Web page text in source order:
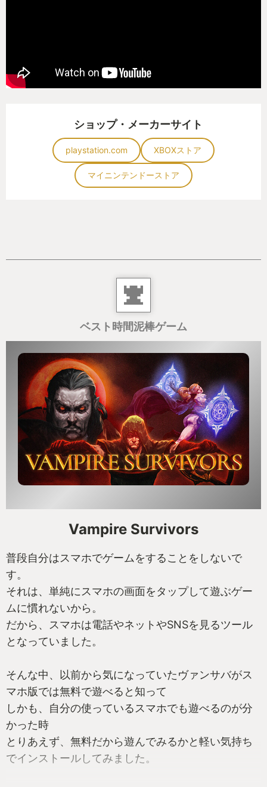
ショップ・メーカーサイト
playstation.com XBOXストア
マイニンテンドーストア
ベスト時間泥棒ゲーム
Vampire Survivors
普段自分はスマホでゲームをすることをしないで
す。
それは、単純にスマホの画面をタップして遊ぶゲー
ムに慣れないから。
だから、スマホは電話やネットやSNSを見るツール
となっていました。
そんな中、以前から気になっていたヴァンサバがス
マホ版では無料で遊べると知って
しかも、自分の使っているスマホでも遊べるのが分
かった時
とりあえず、無料だから遊んでみるかと軽い気持ち
でインストールしてみました。